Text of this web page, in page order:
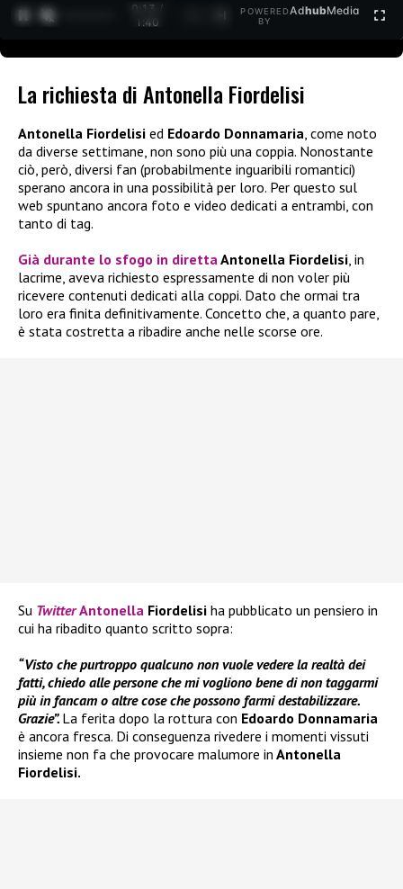
0:14 /
1:40
POWERED
BY
AdhubMedia
La richiesta di Antonella Fiordelisi
Antonella Fiordelisi ed Edoardo Donnamaria, come noto
da diverse settimane, non sono più una coppia. Nonostante
ciò, però, diversi fan (probabilmente inguaribili romantici)
sperano ancora in una possibilità per loro. Per questo sul
web spuntano ancora foto e video dedicati a entrambi, con
tanto di tag.
Già durante lo sfogo in direttaAntonella Fiordelisi, in
lacrime, aveva richiesto espressamente di non voler più
ricevere contenuti dedicati alla coppi. Dato che ormai tra
loro era finita definitivamente. Concetto che, a quanto pare,
è stata costretta a ribadire anche nelle scorse ore.
Su Twitter Antonella Fiordelisi ha pubblicato un pensiero in
cui ha ribadito quanto scritto sopra:
“Visto che purtroppo qualcuno non vuole vedere la realtà dei
fatti, chiedo alle persone che mi vogliono bene di non taggarmi
più in fancam o altre cose che possono farmi destabilizzare.
Grazie”. La ferita dopo la rottura con Edoardo Donnamaria
è ancora fresca. Di conseguenza rivedere i momenti vissuti
insieme non fa che provocare malumore in Antonella
Fiordelisi.